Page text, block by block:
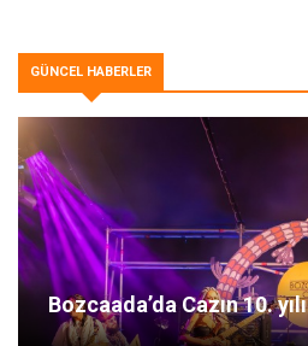
GÜNCEL HABERLER
Bozcaada’da Cazın 10. yılı